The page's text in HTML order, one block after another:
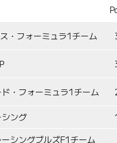
・フォーミュラ1チーム
・フォーミュラ1チーム
ング
シングブルズF1チーム